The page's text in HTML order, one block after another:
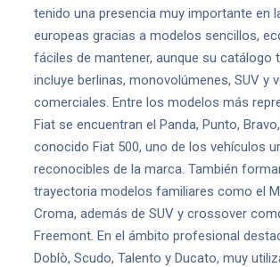
tenido una presencia muy importante en
europeas gracias a modelos sencillos,
fáciles de mantener, aunque su catálogo
incluye berlinas, monovolúmenes, SUV y
comerciales. Entre los modelos más
Fiat se encuentran el Panda, Punto,
conocido Fiat 500, uno de los vehículos
reconocibles de la marca. También
trayectoria modelos familiares como el
Croma, además de SUV y crossover
Freemont. En el ámbito profesional
Doblò, Scudo, Talento y Ducato, muy